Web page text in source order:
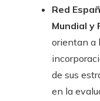
Red
Mundial y
orientan a
de sus
en la